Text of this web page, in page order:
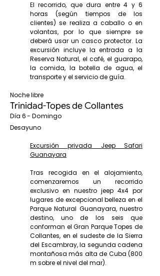
El recorrido, que dura entre 4 y 6
horas (según tiempos de los
clientes) se realiza a caballo o en
volantas, por lo que siempre se
deberá usar un casco protector. La
excursión incluye la entrada a la
Reserva Natural, el café, el guarapo,
la comida, la botella de agua, el
transporte y el servicio de guía.
Noche libre
Trinidad-Topes de Collantes
Día 6 - Domingo
Desayuno
Excursión privada Jeep Safari
Guanayara
Tras recogida en el alojamiento,
comenzaremos un recorrido
exclusivo en nuestro jeep 4x4 por
lugares de excepcional belleza en el
Parque Natural Guanayara, nuestro
destino, uno de los seis que
conforman el Gran Parque Topes de
Collantes, en el sudeste de la Sierra
del Escambray, la segunda cadena
montañosa más alta de Cuba (800
m sobre el nivel del mar).